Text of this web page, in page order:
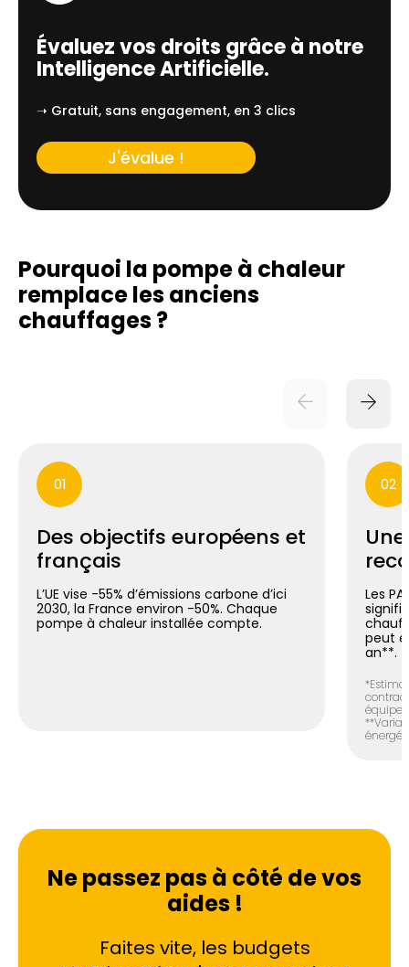
Évaluez vos droits grâce à notre
Intelligence Artificielle.
➝ Gratuit, sans engagement, en 3 clics
J'évalue !
Pourquoi la pompe à chaleur
remplaceles anciens
chauffages ?
01
Des objectifs européens et
français
L’UE vise -55% d’émissions carbone d’ici
2030, la France environ -50%. Chaque
pompe à chaleur installée compte.
02
Les
peut
an**.
Ne passez pas à côté de vos
aides !
Faites vite, les budgets